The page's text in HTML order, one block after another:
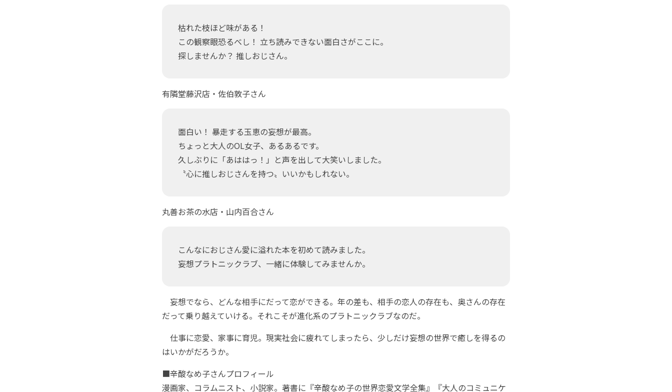
枯れた枝ほど味がある！
この観察眼恐るべし！ 立ち読みできない面白さがここに。
探しませんか？ 推しおじさん。
有隣堂藤沢店・佐伯敦子さん
面白い！ 暴走する玉恵の妄想が最高。
ちょっと大人のOL女子、あるあるです。
久しぶりに「あははっ！」と声を出して大笑いしました。
〝心に推しおじさんを持つ〟いいかもしれない。
丸善お茶の水店・山内百合さん
こんなにおじさん愛に溢れた本を初めて読みました。
妄想プラトニックラブ、一緒に体験してみませんか。
妄想でなら、どんな相手にだって恋ができる。年の差も、相手の恋人の存在も、奥さんの存在
だって乗り越えていける。それこそが進化系のプラトニックラブなのだ。
仕事に恋愛、家事に育児。現実社会に疲れてしまったら、少しだけ妄想の世界で癒しを得るの
はいかがだろうか。
■辛酸なめ子さんプロフィール
漫画家、コラムニスト、小説家。著書に『辛酸なめ子の世界恋愛文学全集』『大人のコミュニケ